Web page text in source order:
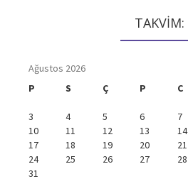
TAKVİM:
Ağustos 2026
P
S Ç P C
3
4 5 6 7
10
11 12 13 14
17
18 19 20 21
24
25 26 27 28
31